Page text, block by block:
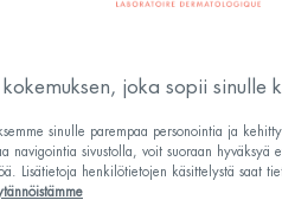
You
joka sopii sinulle
sinulle parempaa personointia ja
navigointia sivustolla, voit suoraan hyväksyä
Lisätietoja henkilötietojen käsittelystä saat